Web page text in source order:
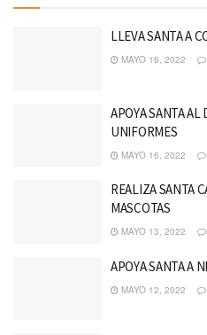
LLEVA SANTA A
MAYO 16, 2022
APOYA SANTA
UNIFORMES
MAYO 16, 2022
REALIZA SANTA
MASCOTAS
MAYO 13, 2022
APOYA SANTA A
MAYO 12, 2022